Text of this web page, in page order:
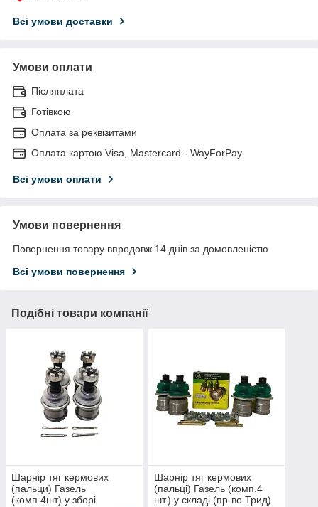
Всі умови доставки
Умови оплати
Післяплата
Готівкою
Оплата за реквізитами
Оплата картою Visa, Mastercard - WayForPay
Всі умови оплати
Умови повернення
Повернення товару впродовж 14 днів за домовленістю
Всі умови повернення
Подібні товари компанії
Шарнір тяг кермових
(пальци) Газель
(комп.4шт) у зборі
Шарнір тяг кермових
(пальці) Газель (комп.4
шт.) у складі (пр-во Трид)